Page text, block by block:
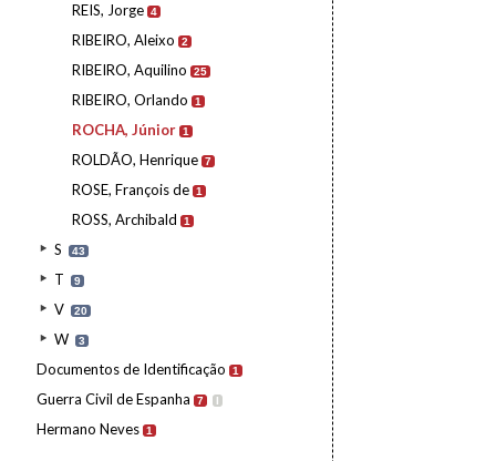
REIS, Jorge 4
RIBEIRO, Aleixo 2
RIBEIRO, Aquilino 25
RIBEIRO, Orlando 1
ROCHA, Júnior 1
ROLDÃO, Henrique 7
ROSE, François de 1
ROSS, Archibald 1
S 43
T 9
V 20
W 3
Documentos de Identificação 1
Guerra Civil de Espanha 7 I
Hermano Neves 1